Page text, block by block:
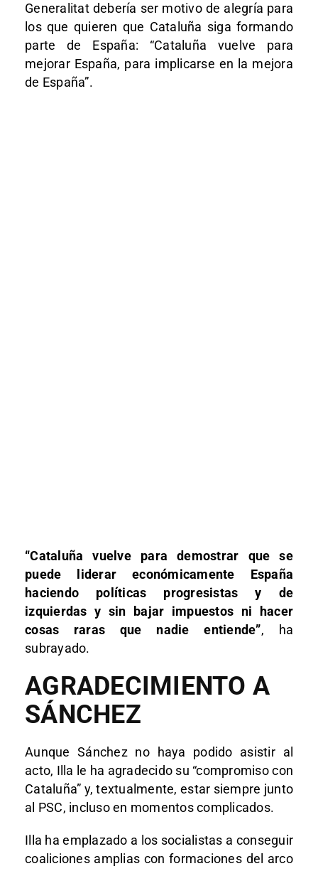
Generalitat debería ser motivo de alegría para
los que quieren que Cataluña siga formando
parte de España: “Cataluña vuelve para
mejorar España, para implicarse en la mejora
de España”.
“Cataluña vuelve para demostrar que se
puede liderar económicamente España
haciendo políticas progresistas y de
izquierdas y sin bajar impuestos ni hacer
cosas raras que nadie entiende”, ha
subrayado.
AGRADECIMIENTO A
SÁNCHEZ
Aunque Sánchez no haya podido asistir al
acto, Illa le ha agradecido su “compromiso con
Cataluña” y, textualmente, estar siempre junto
al PSC, incluso en momentos complicados.
Illa ha emplazado a los socialistas a conseguir
coaliciones amplias con formaciones del arco